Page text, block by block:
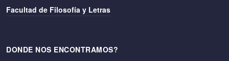
Facultad de Filosofía y Letras
DONDE NOS ENCONTRAMOS?